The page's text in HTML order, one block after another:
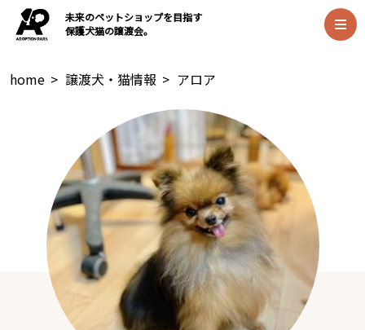
未来のペットショップを目指す
保護犬猫の譲渡会。
home > 譲渡犬・猫情報 > アロア